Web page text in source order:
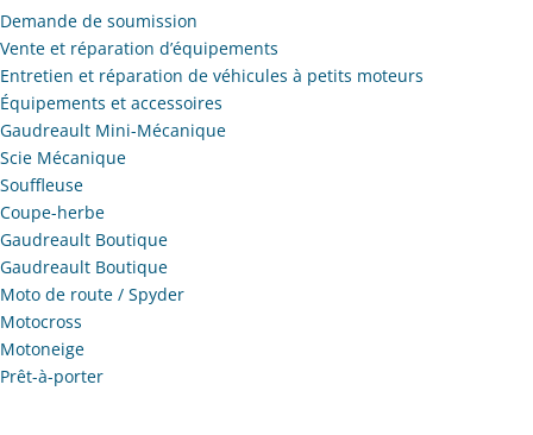
Demande de soumission
Vente et réparation d’équipements
Entretien et réparation de véhicules à petits moteurs
Équipements et accessoires
Gaudreault Mini-Mécanique
Scie Mécanique
Souffleuse
Coupe-herbe
Gaudreault Boutique
Gaudreault Boutique
Moto de route / Spyder
Motocross
Motoneige
Prêt-à-porter